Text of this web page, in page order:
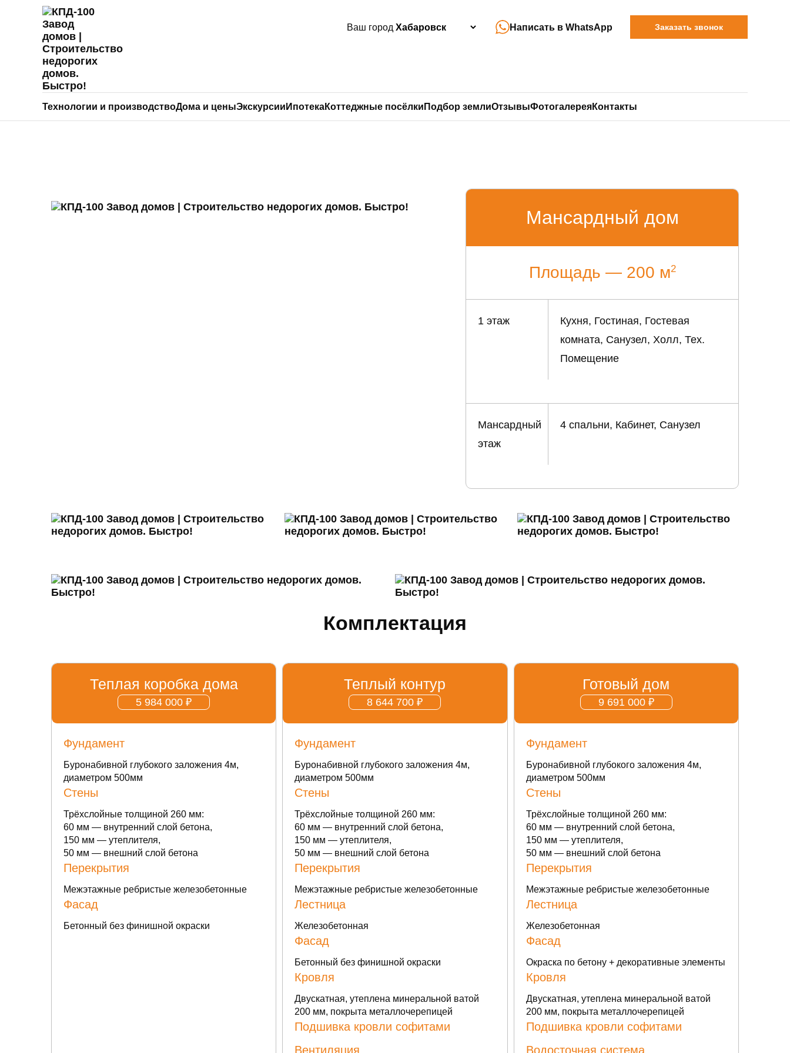
Ваш город Написать в WhatsApp Заказать звонок
Технологии и производствоДома и ценыЭкскурсии ИпотекаКоттеджные посёлки Подбор землиОтзывыФотогалереяКонтакты
Главная>Коттеджные посёлки>Весенний>Мансардные дома>Проект М 200
Мансардный дом
Площадь — 200 м2
1 этаж
Кухня, Гостиная, Гостевая
комната, Санузел, Холл, Тех.
Помещение
Мансардный
этаж
4 спальни, Кабинет, Санузел
Комплектация
Теплая коробка дома
5 984 000 ₽
Фундамент
Буронабивной глубокого заложения 4м,
диаметром 500мм
Стены
Трёхслойные толщиной 260 мм:
60 мм — внутренний слой бетона,
150 мм — утеплителя,
50 мм — внешний слой бетона
Перекрытия
Межэтажные ребристые железобетонные
Фасад
Бетонный без финишной окраски
Теплый контур
8 644 700 ₽
Фундамент
Буронабивной глубокого заложения 4м,
диаметром 500мм
Стены
Трёхслойные толщиной 260 мм:
60 мм — внутренний слой бетона,
150 мм — утеплителя,
50 мм — внешний слой бетона
Перекрытия
Межэтажные ребристые железобетонные
Лестница
Железобетонная
Фасад
Бетонный без финишной окраски
Кровля
Двускатная, утеплена минеральной ватой
200 мм, покрыта металлочерепицей
Подшивка кровли софитами
Вентиляция
Готовый дом
9 691 000 ₽
Фундамент
Буронабивной глубокого заложения 4м,
диаметром 500мм
Стены
Трёхслойные толщиной 260 мм:
60 мм — внутренний слой бетона,
150 мм — утеплителя,
50 мм — внешний слой бетона
Перекрытия
Межэтажные ребристые железобетонные
Лестница
Железобетонная
Фасад
Окраска по бетону + декоративные элементы
Кровля
Двускатная, утеплена минеральной ватой
200 мм, покрыта металлочерепицей
Подшивка кровли софитами
Водосточная система